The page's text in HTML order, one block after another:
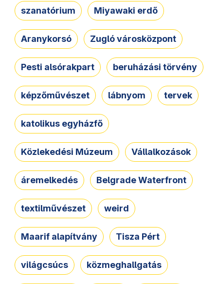
szanatórium Miyawaki erdő
Aranykorsó Zugló városközpont
Pesti alsórakpart beruházási törvény
képzőművészet lábnyom tervek
katolikus egyházfő
Közlekedési Múzeum Vállalkozások
áremelkedés Belgrade Waterfront
textilművészet weird
Maarif alapítvány Tisza Pért
világcsúcs közmeghallgatás